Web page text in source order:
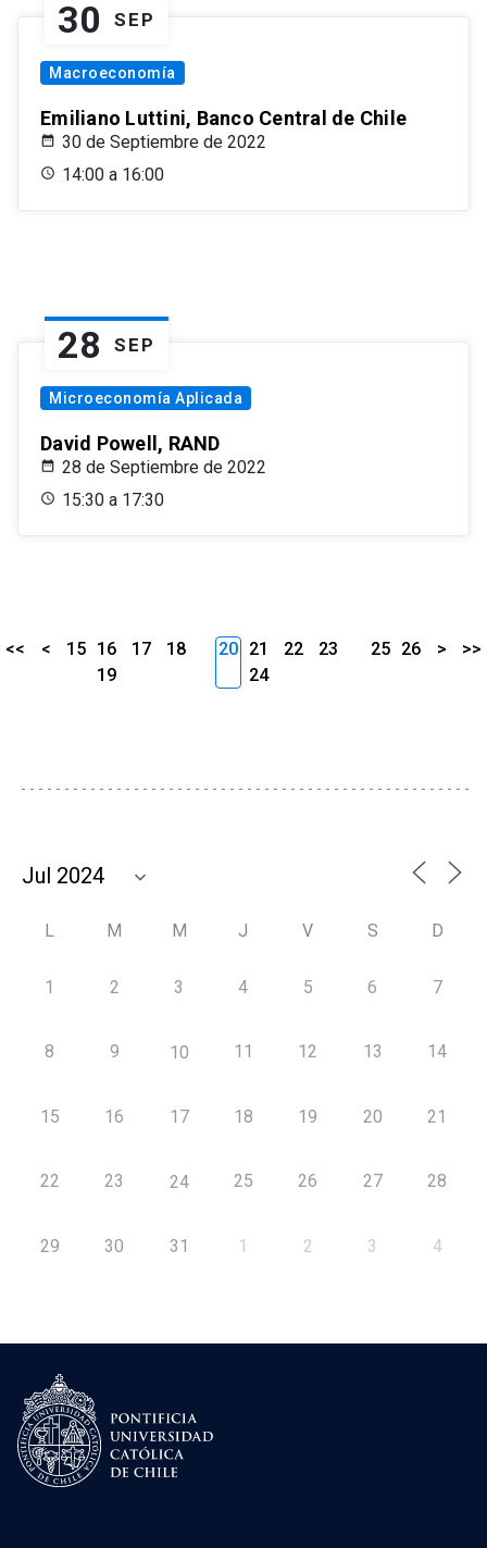
30 SEP
Macroeconomía
Emiliano Luttini, Banco Central de Chile
30 de Septiembre de 2022
14:00 a 16:00
28 SEP
Microeconomía Aplicada
David Powell, RAND
28 de Septiembre de 2022
15:30 a 17:30
<< < 15 16 17
18
19
20 21 22
23
24
25 26 > >>
L M M J V S D
1 2 3 4 5 6 7
8 9 10 11 12 13 14
15 16 17 18 19 20 21
22 23 24 25 26 27 28
29 30 31 1 2 3 4